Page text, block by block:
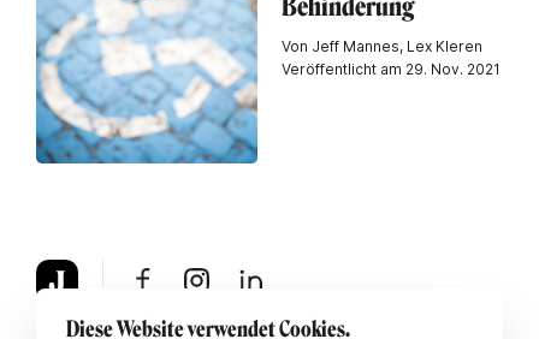
Behinderung
Von Jeff Mannes, Lex Kleren
Veröffentlicht am 29. Nov. 2021
Diese Website verwendet Cookies.